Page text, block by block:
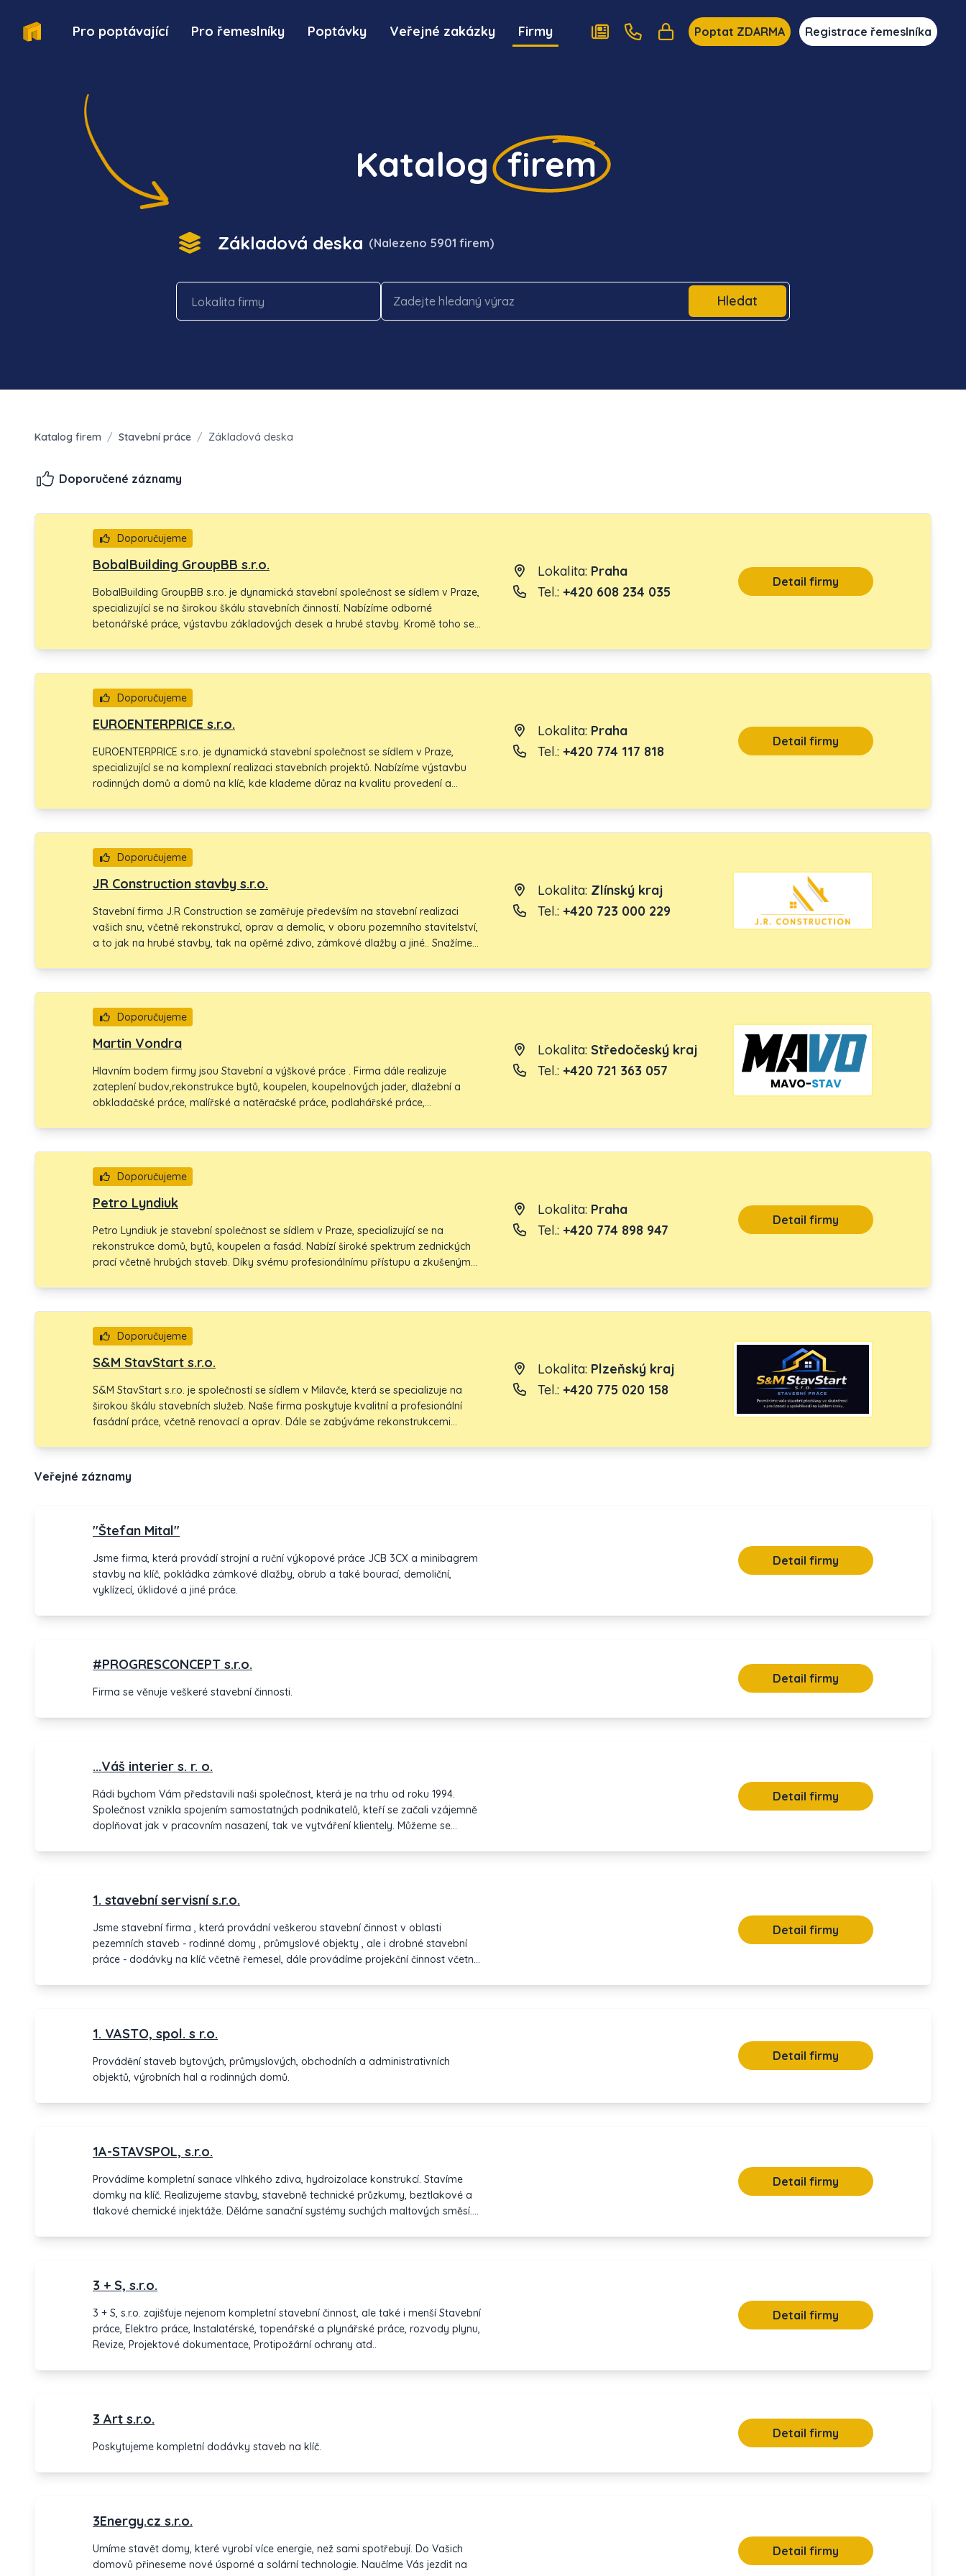
Pro poptávající Pro řemeslníky Poptávky Veřejné zakázky Firmy Poptat ZDARMA Registrace řemeslníka
Katalog firem
Základová deska (Nalezeno 5901 firem)
Hledat
Katalog firem / Stavební práce / Základová deska
Doporučené záznamy
Doporučujeme
BobalBuilding GroupBB s.r.o.
BobalBuilding GroupBB s.r.o. je dynamická stavební společnost se sídlem v Praze,
specializující se na širokou škálu stavebních činností. Nabízíme odborné
betonářské práce, výstavbu základových desek a hrubé stavby. Kromě toho se
spolehlivost, kvalitu a efektivní řešení pro jejich stavební projekty.
Lokalita: Praha
Tel.: +420 608 234 035
Detail firmy
Doporučujeme
EUROENTERPRICE s.r.o.
EUROENTERPRICE s.r.o. je dynamická stavební společnost se sídlem v Praze,
specializující se na komplexní realizaci stavebních projektů. Nabízíme výstavbu
rodinných domů a domů na klíč, kde klademe důraz na kvalitu provedení a
přístupu zajišťujeme, že každý projekt splňuje nejvyšší standardy a představy
zákazníků.
Lokalita: Praha
Tel.: +420 774 117 818
Detail firmy
Doporučujeme
JR Construction stavby s.r.o.
Stavební firma J.R Construction se zaměřuje především na stavební realizaci
vašich snu, včetně rekonstrukcí, oprav a demolic, v oboru pozemního stavitelství,
a to jak na hrubé stavby, tak na opěrné zdivo, zámkové dlažby a jiné.. Snažíme
nakupují naše produkty či služby.
Lokalita: Zlínský kraj
Tel.: +420 723 000 229
Doporučujeme
Martin Vondra
Hlavním bodem firmy jsou Stavební a výškové práce . Firma dále realizuje
zateplení budov,rekonstrukce bytů, koupelen, koupelnových jader, dlažební a
obkladačské práce, malířské a natěračské práce, podlahářské práce,
Lokalita: Středočeský kraj
Tel.: +420 721 363 057
Doporučujeme
Petro Lyndiuk
Petro Lyndiuk je stavební společnost se sídlem v Praze, specializující se na
rekonstrukce domů, bytů, koupelen a fasád. Nabízí široké spektrum zednických
prací včetně hrubých staveb. Díky svému profesionálnímu přístupu a zkušeným
Lokalita: Praha
Tel.: +420 774 898 947
Detail firmy
Doporučujeme
S&M StavStart s.r.o.
S&M StavStart s.r.o. je společností se sídlem v Milavče, která se specializuje na
širokou škálu stavebních služeb. Naše firma poskytuje kvalitní a profesionální
fasádní práce, včetně renovací a oprav. Dále se zabýváme rekonstrukcemi
výměny střešních krytin. V rámci našich stavebních služeb provádíme také
novostavby, protože se specializujeme na kvalitní a trvanlivé výstavby domů a
se snaží plně uspokojit potřeby našich zákazníků a dosáhnout jejich spokojenosti
Lokalita: Plzeňský kraj
Tel.: +420 775 020 158
Veřejné záznamy
"Štefan Mital"
Jsme firma, která provádí strojní a ruční výkopové práce JCB 3CX a minibagrem
stavby na klíč, pokládka zámkové dlažby, obrub a také bourací, demoliční,
vyklízecí, úklidové a jiné práce.
Detail firmy
#PROGRESCONCEPT s.r.o.
Firma se věnuje veškeré stavební činnosti.
Detail firmy
...Váš interier s. r. o.
Rádi bychom Vám představili naši společnost, která je na trhu od roku 1994.
Společnost vznikla spojením samostatných podnikatelů, kteří se začali vzájemně
doplňovat jak v pracovním nasazení, tak ve vytváření klientely. Můžeme se
Detail firmy
1. stavební servisní s.r.o.
Jsme stavební firma , která provádní veškerou stavební činnost v oblasti
pezemních staveb - rodinné domy , průmyslové objekty , ale i drobné stavební
práce - dodávky na klíč včetně řemesel, dále provádíme projekční činnost včetně
Detail firmy
1. VASTO, spol. s r.o.
Provádění staveb bytových, průmyslových, obchodních a administrativních
objektů, výrobních hal a rodinných domů.
Detail firmy
1A-STAVSPOL, s.r.o.
Provádíme kompletní sanace vlhkého zdiva, hydroizolace konstrukcí. Stavíme
domky na klíč. Realizujeme stavby, stavebně technické průzkumy, beztlakové a
tlakové chemické injektáže. Děláme sanační systémy suchých maltových směsí.
Detail firmy
3 + S, s.r.o.
3 + S, s.r.o. zajišťuje nejenom kompletní stavební činnost, ale také i menší Stavební
práce, Elektro práce, Instalatérské, topenářské a plynářské práce, rozvody plynu,
Revize, Projektové dokumentace, Protipožární ochrany atd..
Detail firmy
3 Art s.r.o.
Poskytujeme kompletní dodávky staveb na klíč.
Detail firmy
3Energy.cz s.r.o.
Umíme stavět domy, které vyrobí více energie, než sami spotřebují. Do Vašich
domovů přineseme nové úsporné a solární technologie. Naučíme Vás jezdit na
Detail firmy